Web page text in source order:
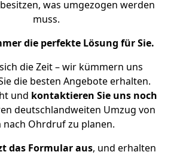
was umgezogen werden
muss.
die perfekte Lösung für Sie.
die Zeit – wir kümmern uns
die besten Angebote erhalten.
und kontaktieren Sie uns noch
deutschlandweiten Umzug von
nach Ohrdruf zu planen.
das Formular aus, und erhalten